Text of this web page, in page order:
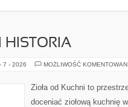
HISTORIA
7 - 2026 MOŻLIWOŚĆ
Zioła od Kuchni to
doceniać ziołową kuchnię